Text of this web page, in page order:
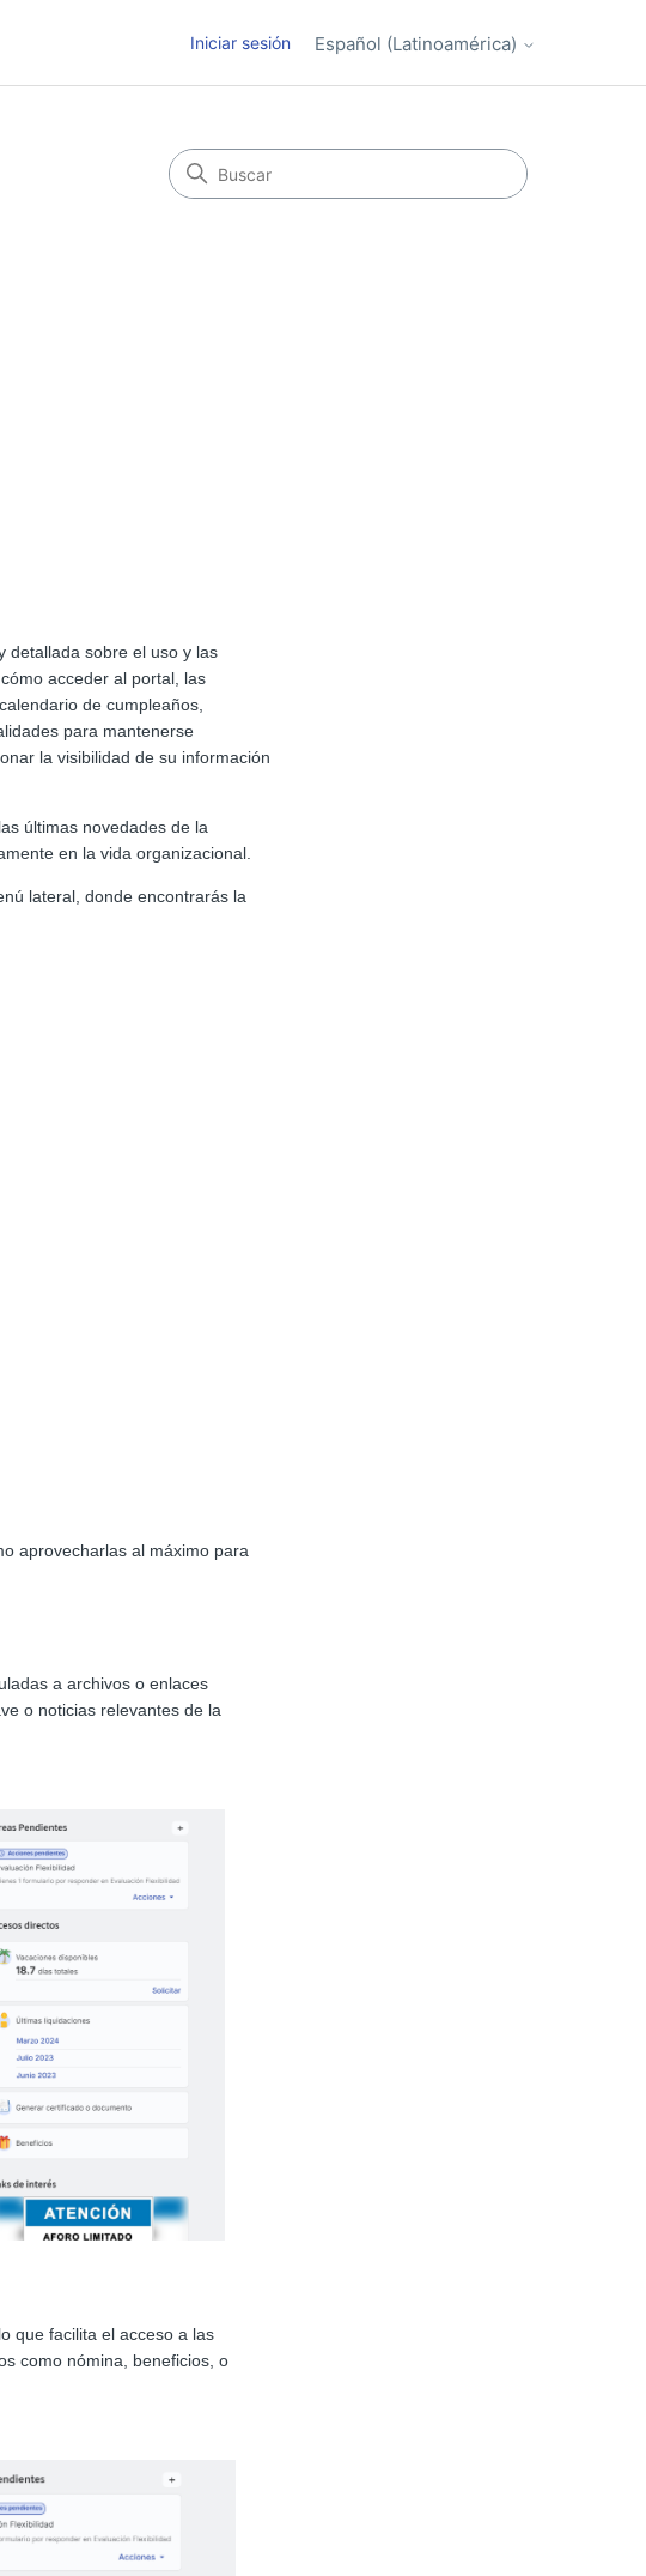
Iniciar sesión Español (Latinoamérica)
detallada sobre el uso y las
acceder al portal, las
de cumpleaños,
para mantenerse
la visibilidad de su información
últimas novedades de la
en la vida organizacional.
lateral, donde encontrarás la
aprovecharlas al máximo para
a archivos o enlaces
o noticias relevantes de la
que facilita el acceso a las
como nómina, beneficios, o